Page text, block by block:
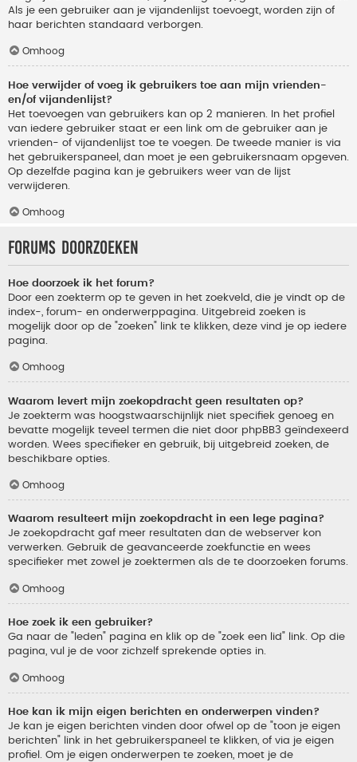
Als je een gebruiker aan je vijandenlijst toevoegt, worden zijn of
haar berichten standaard verborgen.
Omhoog
Hoe verwijder of voeg ik gebruikers toe aan mijn vrienden-
en/of vijandenlijst?
Het toevoegen van gebruikers kan op 2 manieren. In het profiel
van iedere gebruiker staat er een link om de gebruiker aan je
vrienden- of vijandenlijst toe te voegen. De tweede manier is via
het gebruikerspaneel, dan moet je een gebruikersnaam opgeven.
Op dezelfde pagina kan je gebruikers weer van de lijst
verwijderen.
Omhoog
Forums doorzoeken
Hoe doorzoek ik het forum?
Door een zoekterm op te geven in het zoekveld, die je vindt op de
index-, forum- en onderwerppagina. Uitgebreid zoeken is
mogelijk door op de "zoeken" link te klikken, deze vind je op iedere
pagina.
Omhoog
Waarom levert mijn zoekopdracht geen resultaten op?
Je zoekterm was hoogstwaarschijnlijk niet specifiek genoeg en
bevatte mogelijk teveel termen die niet door phpBB3 geïndexeerd
worden. Wees specifieker en gebruik, bij uitgebreid zoeken, de
beschikbare opties.
Omhoog
Waarom resulteert mijn zoekopdracht in een lege pagina?
Je zoekopdracht gaf meer resultaten dan de webserver kon
verwerken. Gebruik de geavanceerde zoekfunctie en wees
specifieker met zowel je zoektermen als de te doorzoeken forums.
Omhoog
Hoe zoek ik een gebruiker?
Ga naar de "leden" pagina en klik op de "zoek een lid" link. Op die
pagina, vul je de voor zichzelf sprekende opties in.
Omhoog
Hoe kan ik mijn eigen berichten en onderwerpen vinden?
Je kan je eigen berichten vinden door ofwel op de "toon je eigen
berichten" link in het gebruikerspaneel te klikken, of via je eigen
profiel. Om je eigen onderwerpen te zoeken, moet je de